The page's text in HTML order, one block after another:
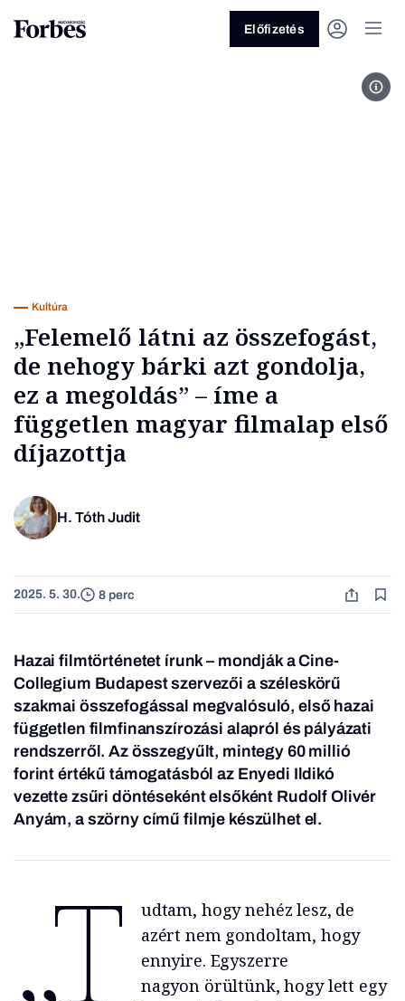
Előfizetés
Kultúra
„Felemelő látni az összefogást,
de nehogy bárki azt gondolja,
ez a megoldás” – íme a
független magyar filmalap első
díjazottja
H. Tóth Judit
2025. 5. 30. 8 perc
Hazai filmtörténetet írunk – mondják a Cine-
Collegium Budapest szervezői a széleskörű
szakmai összefogással megvalósuló, első hazai
független filmfinanszírozási alapról és pályázati
rendszerről. Az összegyűlt, mintegy 60 millió
forint értékű támogatásból az Enyedi Ildikó
vezette zsűri döntéseként elsőként Rudolf Olivér
Anyám, a szörnycímű filmje készülhet el.
„T
udtam, hogy nehéz lesz, de
azért nem gondoltam, hogy
ennyire. Egyszerre
nagyon örültünk, hogy lett egy